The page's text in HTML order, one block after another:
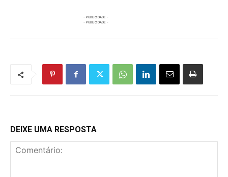
DEIXE UMA RESPOSTA